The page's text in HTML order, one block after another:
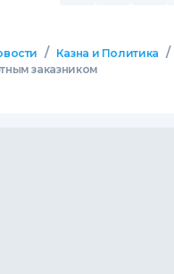
/ Казна и Политика /
заказником